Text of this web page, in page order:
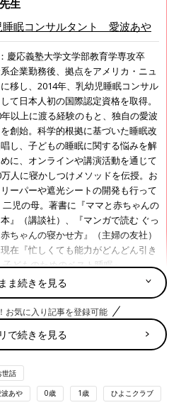
生
睡眠コンサルタント 愛波あや
慶応義塾大学文学部教育学専攻卒
企業勤務後、拠点をアメリカ・ニュ
移し、2014年、乳幼児睡眠コンサル
て日本人初の国際認定資格を取得。
以上に渡る経験のもと、独自の愛波
創始。科学的根拠に基づいた睡眠改
し、子どもの睡眠に関する悩みを解
に、オンラインや講演活動を通じて
人に寝かしつけメソッドを伝授。お
ーパーや遮光シートの開発も行って
二児の母。著書に『ママと赤ちゃんの
』（講談社）、『マンガで読む ぐっ
ちゃんの寝かせ方』（主婦の友社）
在『忙しくても能力がどんどん引き
子どものためのベスト睡眠』
）発売中。
＠aya_aiba
愛波あや「赤ちゃんねんねの専門チ
ま続きを見る
お気に入り記事を登録可能
で続きを見る
世話
あや 0歳 1歳 ひよこクラブ